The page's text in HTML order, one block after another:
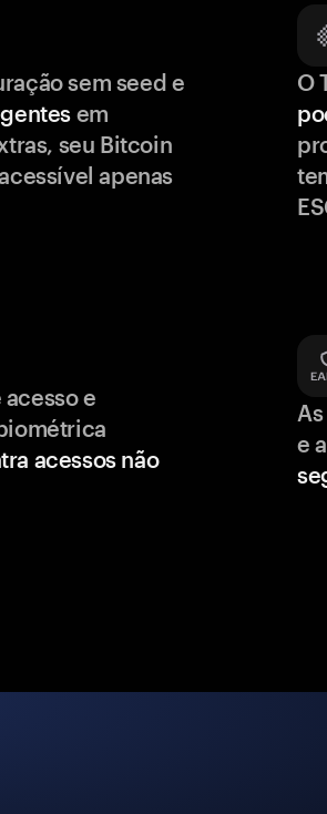
sem seed e
em
seu Bitcoin
apenas
O
e
acessos não
e